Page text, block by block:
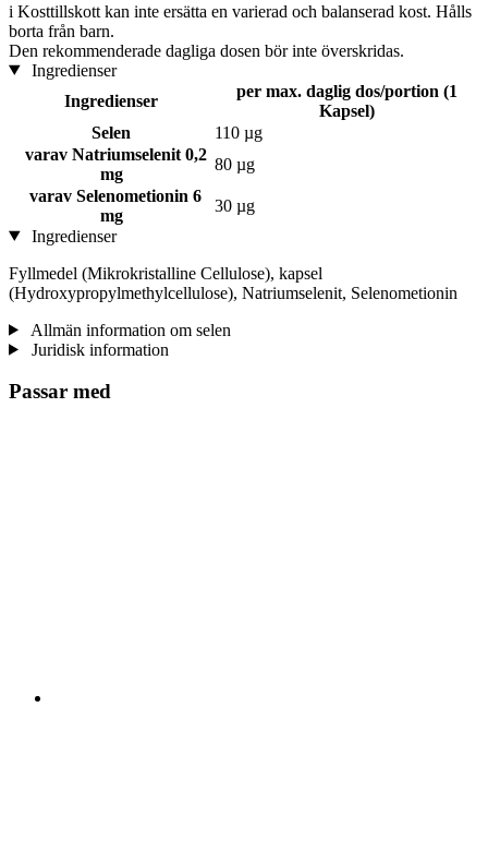
i Kosttillskott kan inte ersätta en varierad och balanserad kost. Hålls
borta från barn.
Den rekommenderade dagliga dosen bör inte överskridas.
Ingredienser
Ingredienser
per max. daglig dos/portion (1
Kapsel)
Selen
110 µg
varav Natriumselenit 0,2
mg
80 µg
varav Selenometionin 6
mg
30 µg
Ingredienser
Fyllmedel (Mikrokristalline Cellulose), kapsel
(Hydroxypropylmethylcellulose), Natriumselenit, Selenometionin
Allmän information om selen
Juridisk information
Passar med